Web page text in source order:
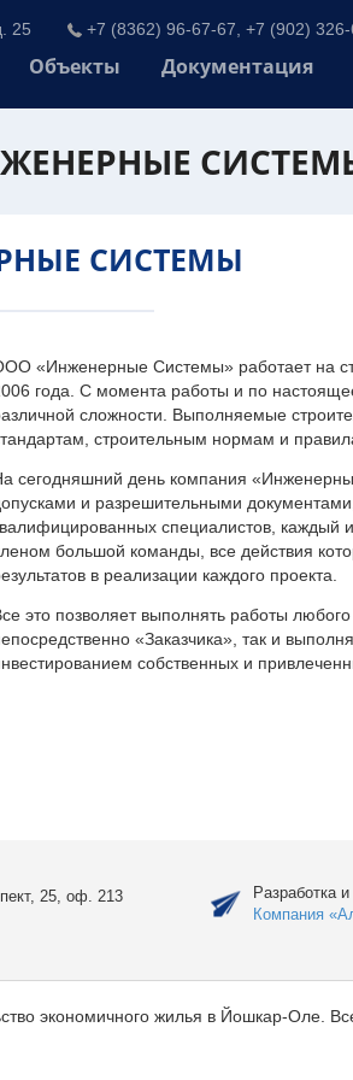
25 +7 (8362) 96-67-67, +7 (902)
Объекты Документация
СИСТЕМЫ
«Инженерные Системы» работает на
года. С момента работы и по
сложности. Выполняемые
строительным нормам и
сегодняшний день компания
и разрешительными
специалистов, каждый
большой команды, все действия
в реализации каждого проекта.
это позволяет выполнять работы
«Заказчика», так и
собственных и
25, оф. 213
Разработка
Компания
экономичного жилья в Йошкар-Оле.